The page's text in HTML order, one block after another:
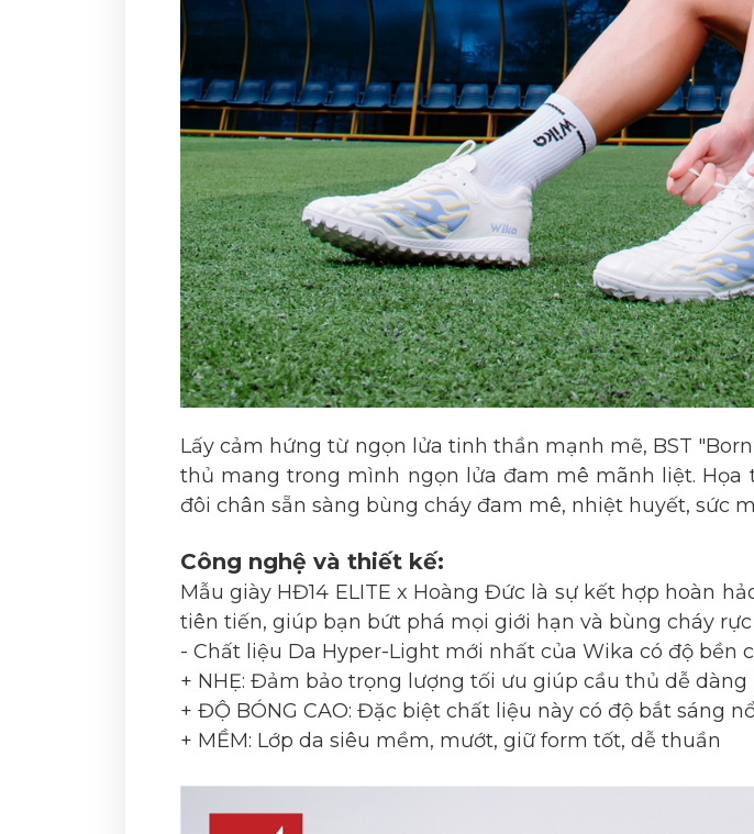
Lấy cảm hứng từ ngọn lửa tinh thần mạnh mẽ, BST
thủ mang trong mình ngọn lửa đam mê mãnh liệt.
đôi chân sẵn sàng bùng cháy đam mê, nhiệt huyết, sức
Công nghệ và thiết kế:
Mẫu giày HĐ14 ELITE x Hoàng Đức là sự kết hợp hoàn
tiên tiến, giúp bạn bứt phá mọi giới hạn và bùng cháy rực
- Chất liệu Da Hyper-Light mới nhất của Wika có độ
+ NHẸ: Đảm bảo trọng lượng tối ưu giúp cầu thủ dễ
+ ĐỘ BÓNG CAO: Đặc biệt chất liệu này có độ bắt sáng
+ MỀM: Lớp da siêu mềm, mướt, giữ form tốt, dễ thuần